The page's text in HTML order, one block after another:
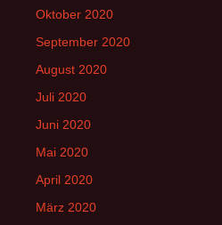
Oktober 2020
September 2020
August 2020
Juli 2020
Juni 2020
Mai 2020
April 2020
März 2020